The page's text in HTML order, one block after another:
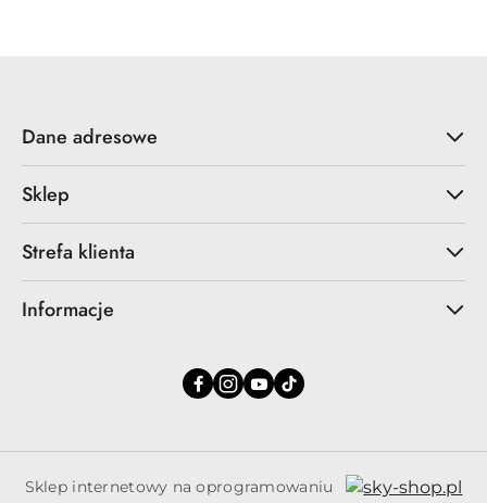
Dane adresowe
Sklep
Strefa klienta
Informacje
Sklep internetowy na oprogramowaniu